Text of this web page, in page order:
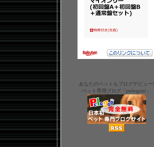
あなたのペットもブログデビュー!
ペット専用ブログ「pelogoo!」